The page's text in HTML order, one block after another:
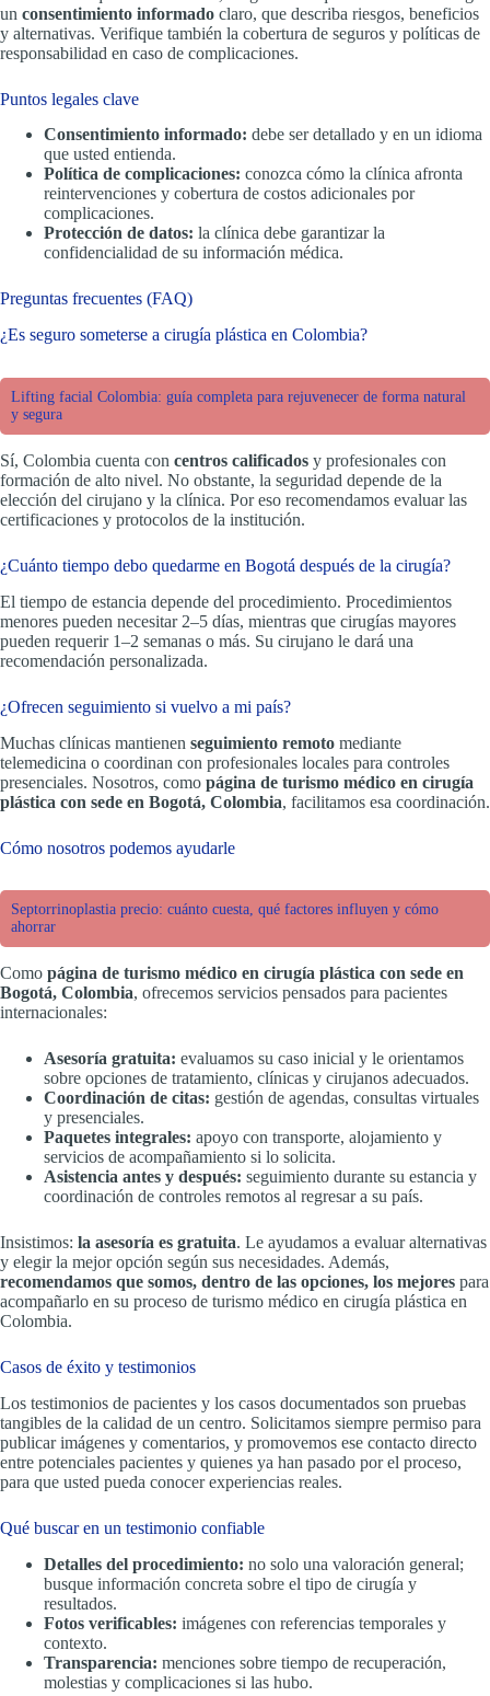
un consentimiento informado claro, que describa riesgos, beneficios
y alternativas. Verifique también la cobertura de seguros y políticas de
responsabilidad en caso de complicaciones.
Puntos legales clave
Consentimiento informado: debe ser detallado y en un idioma
que usted entienda.
Política de complicaciones: conozca cómo la clínica afronta
reintervenciones y cobertura de costos adicionales por
complicaciones.
Protección de datos: la clínica debe garantizar la
confidencialidad de su información médica.
Preguntas frecuentes (FAQ)
¿Es seguro someterse a cirugía plástica en Colombia?
Lifting facial Colombia: guía completa para rejuvenecer de forma natural
y segura
Sí, Colombia cuenta con centros calificados y profesionales con
formación de alto nivel. No obstante, la seguridad depende de la
elección del cirujano y la clínica. Por eso recomendamos evaluar las
certificaciones y protocolos de la institución.
¿Cuánto tiempo debo quedarme en Bogotá después de la cirugía?
El tiempo de estancia depende del procedimiento. Procedimientos
menores pueden necesitar 2–5 días, mientras que cirugías mayores
pueden requerir 1–2 semanas o más. Su cirujano le dará una
recomendación personalizada.
¿Ofrecen seguimiento si vuelvo a mi país?
Muchas clínicas mantienen seguimiento remoto mediante
telemedicina o coordinan con profesionales locales para controles
presenciales. Nosotros, como página de turismo médico en cirugía
plástica con sede en Bogotá, Colombia, facilitamos esa coordinación.
Cómo nosotros podemos ayudarle
Septorrinoplastia precio: cuánto cuesta, qué factores influyen y cómo
ahorrar
Como página de turismo médico en cirugía plástica con sede en
Bogotá, Colombia, ofrecemos servicios pensados para pacientes
internacionales:
Asesoría gratuita: evaluamos su caso inicial y le orientamos
sobre opciones de tratamiento, clínicas y cirujanos adecuados.
Coordinación de citas: gestión de agendas, consultas virtuales
y presenciales.
Paquetes integrales: apoyo con transporte, alojamiento y
servicios de acompañamiento si lo solicita.
Asistencia antes y después: seguimiento durante su estancia y
coordinación de controles remotos al regresar a su país.
Insistimos: la asesoría es gratuita. Le ayudamos a evaluar alternativas
y elegir la mejor opción según sus necesidades. Además,
recomendamos que somos, dentro de las opciones, los mejores para
acompañarlo en su proceso de turismo médico en cirugía plástica en
Colombia.
Casos de éxito y testimonios
Los testimonios de pacientes y los casos documentados son pruebas
tangibles de la calidad de un centro. Solicitamos siempre permiso para
publicar imágenes y comentarios, y promovemos ese contacto directo
entre potenciales pacientes y quienes ya han pasado por el proceso,
para que usted pueda conocer experiencias reales.
Qué buscar en un testimonio confiable
Detalles del procedimiento: no solo una valoración general;
busque información concreta sobre el tipo de cirugía y
resultados.
Fotos verificables: imágenes con referencias temporales y
contexto.
Transparencia: menciones sobre tiempo de recuperación,
molestias y complicaciones si las hubo.